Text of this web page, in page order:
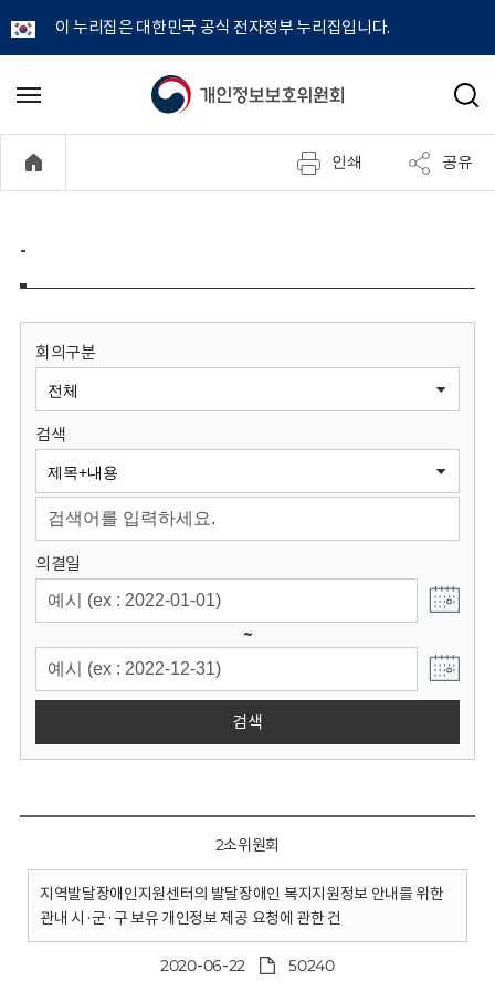
이 누리집은 대한민국 공식 전자정부 누리집입니다.
개
정
보
원
회
메
기
검
인쇄 공유
-
회의구분
검색
의결일
~
검색
2소위원회
지역발달장애인지원센터의 발달장애인 복지지원정보 안내를 위한
관내 시·군·구 보유 개인정보 제공 요청에 관한 건
2020-06-22 50240